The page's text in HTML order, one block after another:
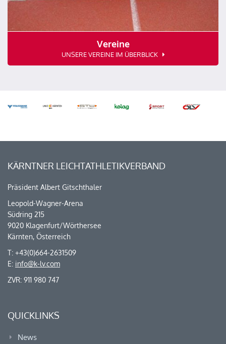
Vereine
UNSERE VEREINE IM ÜBERBLICK
KÄRNTNER LEICHTATHLETIKVERBAND
Präsident Albert Gitschthaler
Leopold-Wagner-Arena
Südring 215
9020 Klagenfurt/Wörthersee
Kärnten, Österreich
T: +43(0)664-2631509
E: info@k-lv.com
ZVR: 911 980 747
QUICKLINKS
News